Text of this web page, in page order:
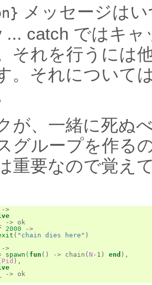
メッセージは
... catch ではキャ
それを行うには
。それについて
が、一緒に死ぬ
グループを作る
重要なので覚え
->
->
ok
2000
->
( "chain dies here" )
->
spawn ( fun () -> chain ( N - 1 ) end ),
Pid ),
->
ok